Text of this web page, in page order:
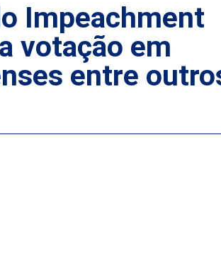
Impeachment
votação em
entre